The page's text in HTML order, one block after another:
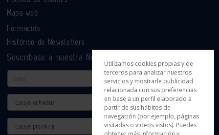
Mapa web
Formación
Histórico de Newsletters
Suscríbase a nuestra Newsletter
Email
Actividad
Provincia
Utilizamos cookies propias y de
terceros para analizar nuestros
servicios y mostrarle publicidad
relacionada con sus preferencias
en base a un perfil elaborado a
partir de sus hábitos de
navegación (por ejemplo, páginas
visitadas o videos vistos). Puedes